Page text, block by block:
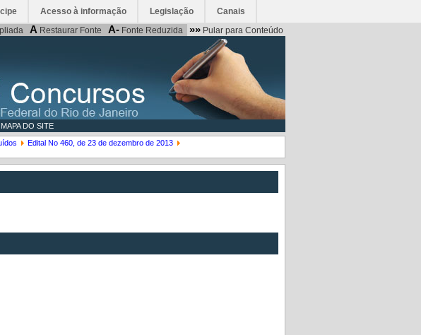
Acesso à informação Legislação Canais
A Restaurar Fonte A- Fonte Reduzida »» Pular para Conteúdo
MAPA DO SITE
Edital No 460, de 23 de dezembro de 2013